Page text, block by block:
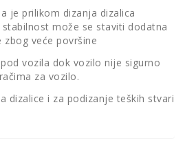
je prilikom dizanja dizalica
može se staviti dodatna
zbog veće površine
vozila dok vozilo nije sigurno
za vozilo.
dizalice i za podizanje teških stvari